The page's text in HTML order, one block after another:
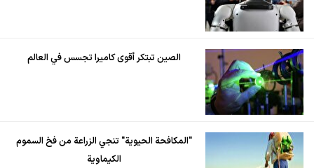
الصين تبتكر أقوى كاميرا تجسس في العالم
"المكافحة الحيوية" تنجي الزراعة من فخ السموم
الكيماوية